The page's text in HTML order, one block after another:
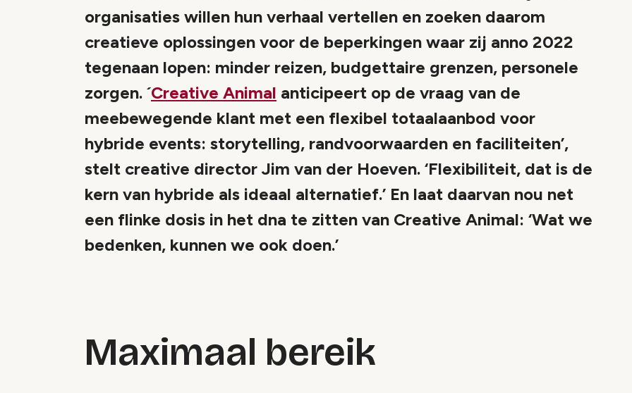
organisaties willen hun verhaal vertellen en zoeken daarom
creatieve oplossingen voor de beperkingen waar zij anno 2022
tegenaan lopen: minder reizen, budgettaire grenzen, personele
zorgen. ´Creative Animal anticipeert op de vraag van de
meebewegende klant met een flexibel totaalaanbod voor
hybride events: storytelling, randvoorwaarden en faciliteiten’,
stelt creative director Jim van der Hoeven. ‘Flexibiliteit, dat is de
kern van hybride als ideaal alternatief.’ En laat daarvan nou net
een flinke dosis in het dna te zitten van Creative Animal: ‘Wat we
bedenken, kunnen we ook doen.’
Maximaal bereik